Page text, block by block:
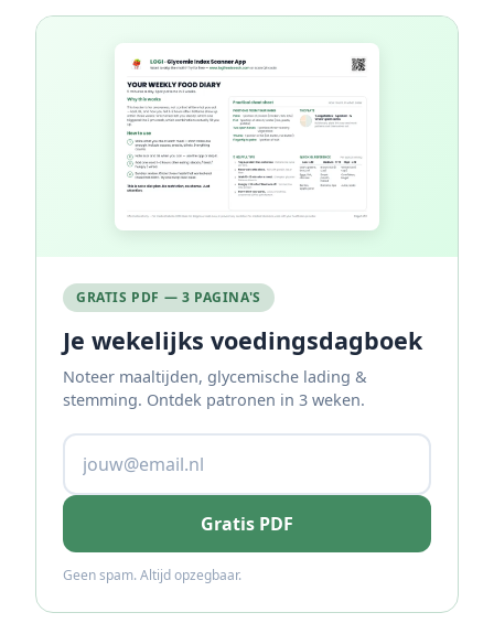
GRATIS PDF — 3 PAGINA'S
Je wekelijks voedingsdagboek
Noteer maaltijden, glycemische lading &
stemming. Ontdek patronen in 3 weken.
Gratis PDF
Geen spam. Altijd opzegbaar.